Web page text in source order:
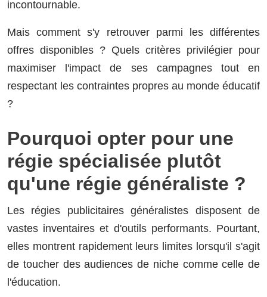
incontournable.
Mais comment s'y retrouver parmi les différentes
offres disponibles ? Quels critères privilégier pour
maximiser l'impact de ses campagnes tout en
respectant les contraintes propres au monde éducatif
?
Pourquoi opter pour une
régie spécialisée plutôt
qu'une régie généraliste ?
Les régies publicitaires généralistes disposent de
vastes inventaires et d'outils performants. Pourtant,
elles montrent rapidement leurs limites lorsqu'il s'agit
de toucher des audiences de niche comme celle de
l'éducation.